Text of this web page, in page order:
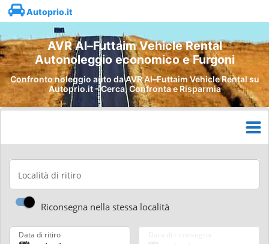
Autoprio.it
AVR Al–Futtaim Vehicle Rental
Autonoleggio economico e Furgoni
Confronto noleggio auto da AVR Al–Futtaim Vehicle Rental su
Autoprio.it - Cerca, Confronta e Risparmia
Località di ritiro
Riconsegna nella stessa località
Data di ritiro